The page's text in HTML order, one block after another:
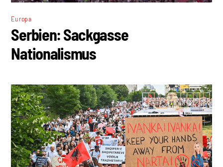
Europa
Serbien: Sackgasse
Nationalismus